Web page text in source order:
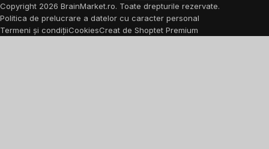
Copyright 2026 BrainMarket.ro. Toate drepturile rezervate.
Politica de prelucrare a datelor cu caracter personal
Termeni și condițiiCookiesCreat de Shoptet Premium